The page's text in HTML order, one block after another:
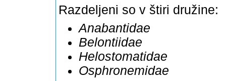
Razdeljeni so v štiri družine:
Anabantidae
Belontiidae
Helostomatidae
Osphronemidae